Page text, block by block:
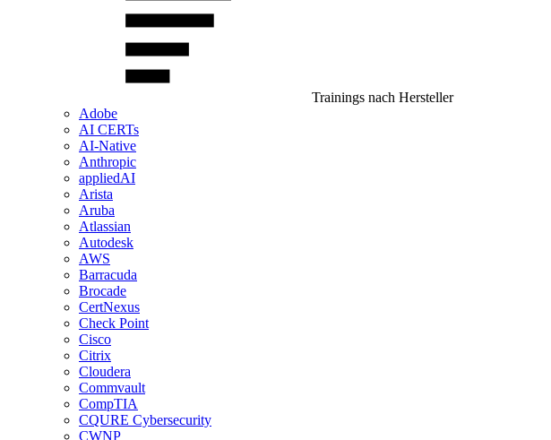
Trainings nach Hersteller
Adobe
AI CERTs
AI-Native
Anthropic
appliedAI
Arista
Aruba
Atlassian
Autodesk
AWS
Barracuda
Brocade
CertNexus
Check Point
Cisco
Citrix
Cloudera
Commvault
CompTIA
CQURE Cybersecurity
CWNP